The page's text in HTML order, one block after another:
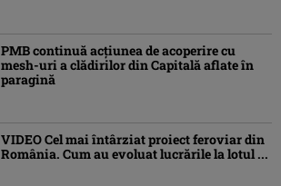
PMB continuă acțiunea de acoperire cu
mesh-uri a clădirilor din Capitală aflate în
paragină
VIDEO Cel mai întârziat proiect feroviar din
România. Cum au evoluat lucrările la lotul ...